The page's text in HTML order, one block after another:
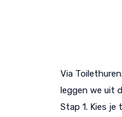
Via
leggen we uit
Stap 1. Kies je